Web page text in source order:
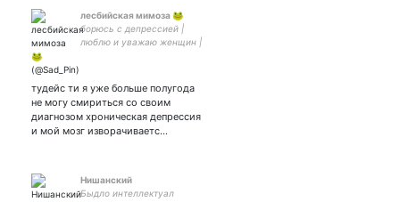
лесбийская мимоза 🐸
борюсь с депрессией |
люблю и уважаю женщин |
тудейс ти я уже больше полугода
не могу смириться со своим
диагнозом хроническая депрессия
и мой мозг изворачиваетс…
Нишанский
Быдло интеллектуал